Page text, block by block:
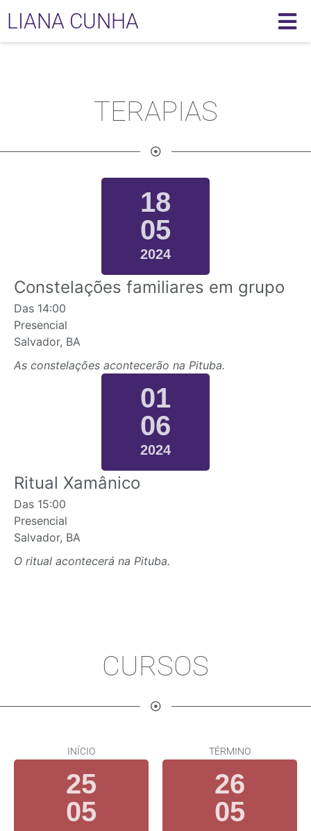
LIANA CUNHA
TERAPIAS
18
05
2024
Constelações familiares em grupo
Das 14:00
Presencial
Salvador, BA
As constelações acontecerão na Pituba.
01
06
2024
Ritual Xamânico
Das 15:00
Presencial
Salvador, BA
O ritual acontecerá na Pituba.
CURSOS
INÍCIO TÉRMINO
25
05
26
05